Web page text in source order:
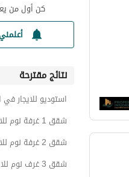
كن أول من
نتائج مقترحة
استوديو للايجار
شقق 1 غرفة نوم للايجار في المهندسين
شقق 2 غرفة نوم للايجار في المهندسين
شقق 3 غرف نوم للايجار في المهندسين